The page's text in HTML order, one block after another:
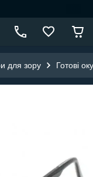
для зору Готові